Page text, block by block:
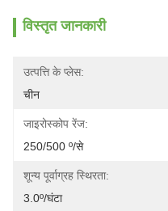
विस्तृत जानकारी
उत्पत्ति के प्लेस:
चीन
जाइरोस्कोप रेंज:
250/500 º/से
शून्य पूर्वाग्रह स्थिरता:
3.0º/घंटा